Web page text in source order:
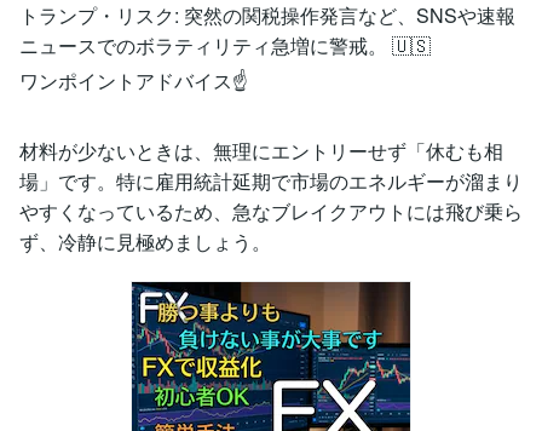
​トランプ・リスク: 突然の関税操作発言など、SNSや速報
ニュースでのボラティリティ急増に警戒。 🇺🇸
​ワンポイントアドバイス☝️
材料が少ないときは、無理にエントリーせず「休むも相
場」です。特に雇用統計延期で市場のエネルギーが溜まり
やすくなっているため、急なブレイクアウトには飛び乗ら
ず、冷静に見極めましょう。